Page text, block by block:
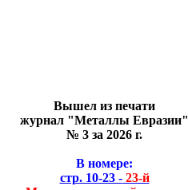
Вышел из печати
журнал "Металлы Евразии"
№ 3 за 2026 г.
В номере:
стр. 10-23 -23-й